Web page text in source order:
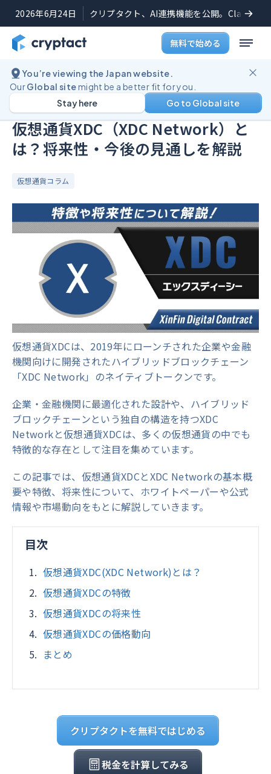
2026年6月24日 クリプタクト、AI連携機能を公開。Claude
無料で始める
You’re viewing the Japan website.
OurGlobal sitemight be a better fit for you.
Go to Global site
Stay here
ブログ
公開日:2025年3月26日(最終更新日:2025年9月24日
仮想通貨XDC（XDC Network）と
は？将来性・今後の見通しを解説
仮想通貨コラム
仮想通貨XDCは、2019年にローンチされた企業や金融
機関向けに開発されたハイブリッドブロックチェーン
「XDC Network」のネイティブトークンです。
企業・金融機関に最適化された設計や、ハイブリッド
ブロックチェーンという独自の構造を持つXDC
Networkと仮想通貨XDCは、多くの仮想通貨の中でも
特徴的な存在として注目を集めています。
この記事では、仮想通貨XDCとXDC Networkの基本概
要や特徴、将来性について、ホワイトペーパーや公式
情報や市場動向をもとに解説していきます。
目次
仮想通貨XDC(XDC Network)とは？
仮想通貨XDCの特徴
仮想通貨XDCの将来性
仮想通貨XDCの価格動向
まとめ
クリプタクトを無料ではじめる
税金を計算してみる